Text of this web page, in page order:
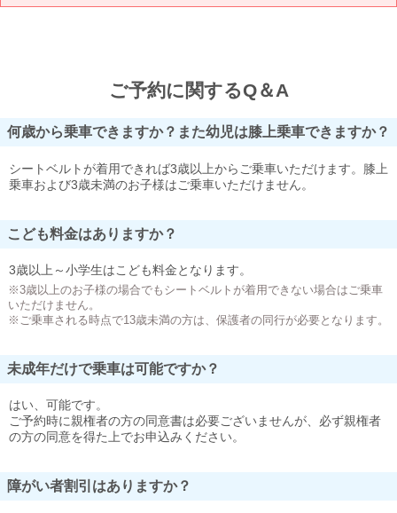
ご予約に関するQ＆A
何歳から乗車できますか？また幼児は膝上乗車できますか？
シートベルトが着用できれば3歳以上からご乗車いただけます。膝上
乗車および3歳未満のお子様はご乗車いただけません。
こども料金はありますか？
3歳以上～小学生はこども料金となります。
※3歳以上のお子様の場合でもシートベルトが着用できない場合はご乗車
いただけません。
※ご乗車される時点で13歳未満の方は、保護者の同行が必要となります。
未成年だけで乗車は可能ですか？
はい、可能です。
ご予約時に親権者の方の同意書は必要ございませんが、必ず親権者
の方の同意を得た上でお申込みください。
障がい者割引はありますか？